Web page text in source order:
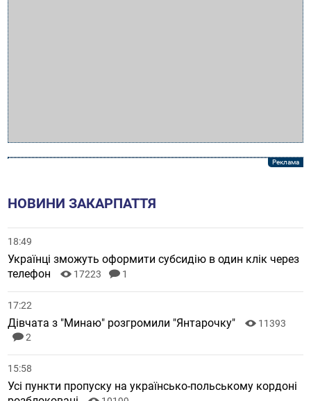
НОВИНИ ЗАКАРПАТТЯ
18:49
Українці зможуть оформити субсидію в один клік через
телефон
17223 1
17:22
Дівчата з "Минаю" розгромили "Янтарочку"
11393
2
15:58
Усі пункти пропуску на українсько-польському кордоні